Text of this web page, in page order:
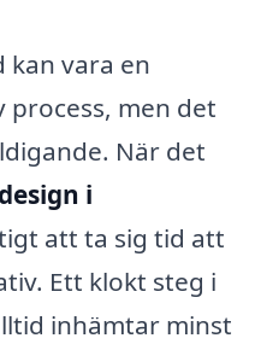
vara en
process, men det
När det
i
att ta sig tid att
Ett klokt steg i
inhämtar minst